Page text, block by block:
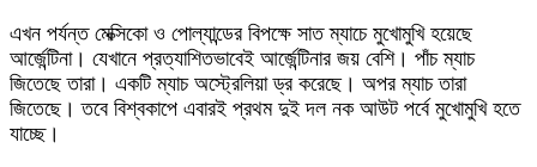
এখন পর্যন্ত মেক্সিকো ও পোল্যান্ডের বিপক্ষে সাত ম্যাচে মুখোমুখি হয়েছে
আর্জেন্টিনা। যেখানে প্রত্যাশিতভাবেই আর্জেন্টিনার জয় বেশি। পাঁচ ম্যাচ
জিতেছে তারা। একটি ম্যাচ অস্ট্রেলিয়া ড্র করেছে। অপর ম্যাচ তারা
জিতেছে। তবে বিশ্বকাপে এবারই প্রথম দুই দল নক আউট পর্বে মুখোমুখি হতে
যাচ্ছে।